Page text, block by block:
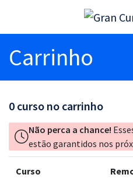
Carrinho
0 curso no carrinho
Não perca a chance!
estão garantidos nos
Curso